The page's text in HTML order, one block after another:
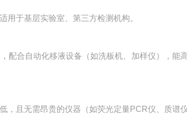
用于基层实验室、第三方检测机构。
配合自动化移液设备（如洗板机、加样仪），能
，且无需昂贵的仪器（如荧光定量PCR仪、质谱